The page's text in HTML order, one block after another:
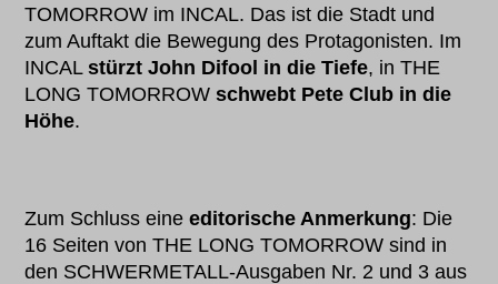
TOMORROW im INCAL. Das ist die Stadt und
zum Auftakt die Bewegung des Protagonisten. Im
INCALstürzt John Difool in die Tiefe, in THE
LONG TOMORROWschwebt Pete Club in die
Höhe.
Zum Schluss eineeditorische Anmerkung: Die
16 Seiten von THE LONG TOMORROW sind in
den SCHWERMETALL-Ausgaben Nr. 2 und 3 aus